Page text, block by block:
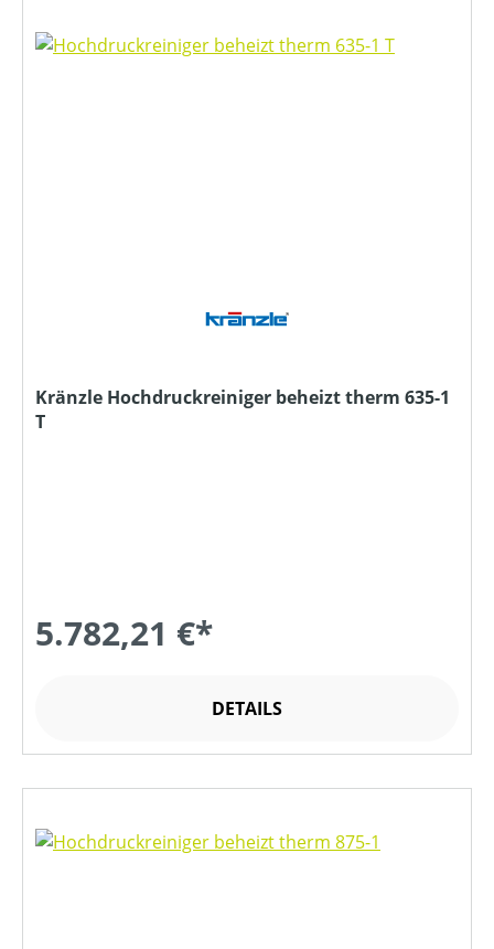
Kränzle Hochdruckreiniger beheizt therm 635-1
T
5.782,21 €*
DETAILS